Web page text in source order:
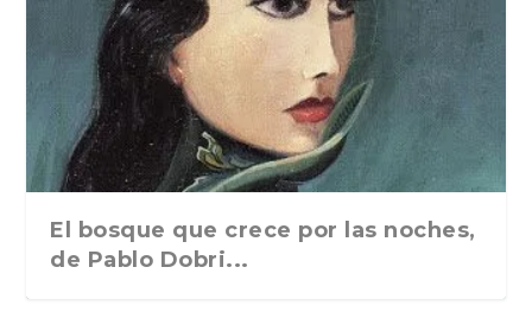
El bosque que crece por las noches,
de Pablo Dobri...